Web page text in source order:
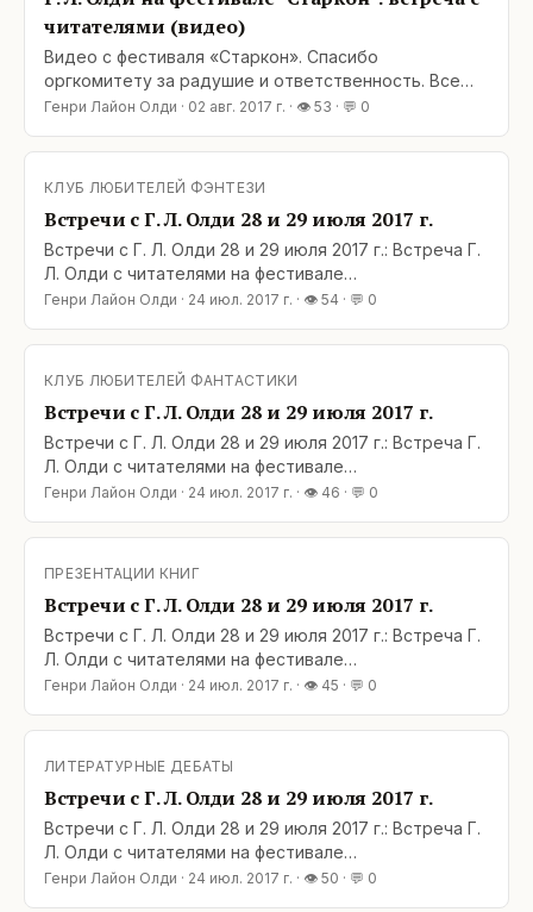
читателями (видео)
Видео с фестиваля «Старкон». Спасибо
оргкомитету за радушие и ответственность. Все
обещания были выполнены полностью и в срок, что
Генри Лайон Олди · 02 авг. 2017 г. · 👁 53 · 💬 0
КЛУБ ЛЮБИТЕЛЕЙ ФЭНТЕЗИ
Встречи с Г. Л. Олди 28 и 29 июля 2017 г.
Встречи с Г. Л. Олди 28 и 29 июля 2017 г.: Встреча Г.
Л. Олди с читателями на фестивале
«СТАРКОН-2017» в Санкт-Петербурге: 28 ИЮЛЯ,
пройдет с 28 по 30 июля 2017 г. в КВЦ
«Экспофорум» по адресу: Санкт-Петербург,
Петербургское шоссе, 64, корпус 1. Более
подробная
Генри Лайон Олди · 24 июл. 2017 г. · 👁 54 · 💬 0
КЛУБ ЛЮБИТЕЛЕЙ ФАНТАСТИКИ
Встречи с Г. Л. Олди 28 и 29 июля 2017 г.
Встречи с Г. Л. Олди 28 и 29 июля 2017 г.: Встреча Г.
Л. Олди с читателями на фестивале
«СТАРКОН-2017» в Санкт-Петербурге: 28 ИЮЛЯ,
пройдет с 28 по 30 июля 2017 г. в КВЦ
Петербургское шоссе, 64, корпус 1. Более
подробная
Генри Лайон Олди · 24 июл. 2017 г. · 👁 46 · 💬 0
ПРЕЗЕНТАЦИИ КНИГ
Встречи с Г. Л. Олди 28 и 29 июля 2017 г.
Встречи с Г. Л. Олди 28 и 29 июля 2017 г.: Встреча Г.
Л. Олди с читателями на фестивале
«СТАРКОН-2017» в Санкт-Петербурге: 28 ИЮЛЯ,
пройдет с 28 по 30 июля 2017 г. в КВЦ
Петербургское шоссе, 64, корпус 1. Более
подробная
Генри Лайон Олди · 24 июл. 2017 г. · 👁 45 · 💬 0
ЛИТЕРАТУРНЫЕ ДЕБАТЫ
Встречи с Г. Л. Олди 28 и 29 июля 2017 г.
Встречи с Г. Л. Олди 28 и 29 июля 2017 г.: Встреча Г.
Л. Олди с читателями на фестивале
«СТАРКОН-2017» в Санкт-Петербурге: 28 ИЮЛЯ,
Генри Лайон Олди · 24 июл. 2017 г. · 👁 50 · 💬 0